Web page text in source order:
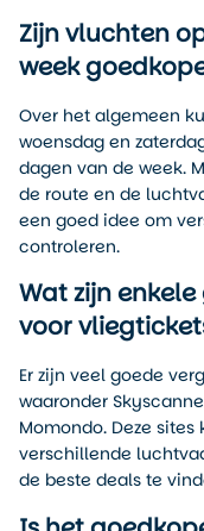
Zijn vluchten
week
Over het algemeen
woensdag en
dagen van de week.
de route en de
een goed idee om
controleren.
Wat zijn
voor
Er zijn veel goede
waaronder
Momondo. Deze
verschillende
de beste deals te